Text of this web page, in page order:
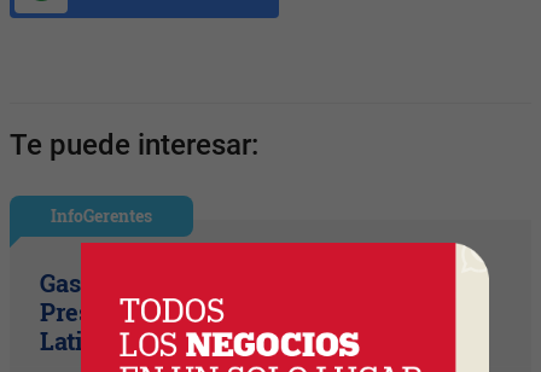
Te puede interesar:
InfoGerentes
Gastón Beroiz asume como Sr. Vice
President Technology para
Latinoamérica en Equifax